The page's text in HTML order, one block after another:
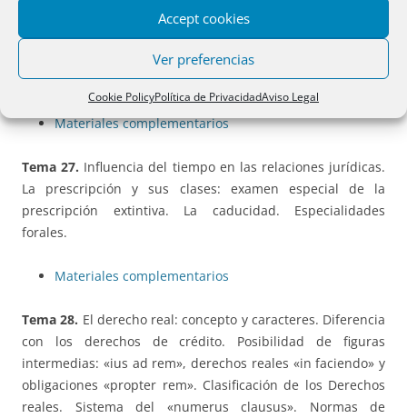
Accept cookies
Ver preferencias
Cookie PolicyPolítica de PrivacidadAviso Legal
Materiales complementarios
La prueba. Medios de prueba. Examen especial
de documentos públicos y privados. Las presunciones.
Materiales complementarios
Tema 27. Influencia del tiempo en las relaciones jurídicas.
La prescripción y sus clases: examen especial de la
prescripción extintiva. La caducidad. Especialidades
forales.
Materiales complementarios
Tema 28. El derecho real: concepto y caracteres. Diferencia
con los derechos de crédito. Posibilidad de figuras
intermedias: «ius ad rem», derechos reales «in faciendo» y
obligaciones «propter rem». Clasificación de los Derechos
reales. Sistema del «numerus clausus». Normas de